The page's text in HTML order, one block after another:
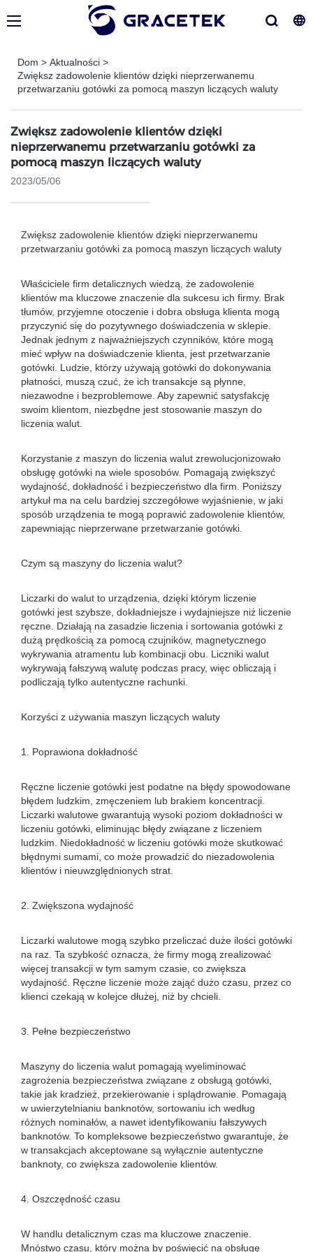
Dom > Aktualności >
Zwiększ zadowolenie klientów dzięki nieprzerwanemu
przetwarzaniu gotówki za pomocą maszyn liczących waluty
Zwiększ zadowolenie klientów dzięki
nieprzerwanemu przetwarzaniu gotówki za
pomocą maszyn liczących waluty
2023/05/06
Zwiększ zadowolenie klientów dzięki nieprzerwanemu
przetwarzaniu gotówki za pomocą maszyn liczących waluty
Właściciele firm detalicznych wiedzą, że zadowolenie
klientów ma kluczowe znaczenie dla sukcesu ich firmy. Brak
tłumów, przyjemne otoczenie i dobra obsługa klienta mogą
przyczynić się do pozytywnego doświadczenia w sklepie.
Jednak jednym z najważniejszych czynników, które mogą
mieć wpływ na doświadczenie klienta, jest przetwarzanie
gotówki. Ludzie, którzy używają gotówki do dokonywania
płatności, muszą czuć, że ich transakcje są płynne,
niezawodne i bezproblemowe. Aby zapewnić satysfakcję
swoim klientom, niezbędne jest stosowanie maszyn do
liczenia walut.
Korzystanie z maszyn do liczenia walut zrewolucjonizowało
obsługę gotówki na wiele sposobów. Pomagają zwiększyć
wydajność, dokładność i bezpieczeństwo dla firm. Poniższy
artykuł ma na celu bardziej szczegółowe wyjaśnienie, w jaki
sposób urządzenia te mogą poprawić zadowolenie klientów,
zapewniając nieprzerwane przetwarzanie gotówki.
Czym są maszyny do liczenia walut?
Liczarki do walut to urządzenia, dzięki którym liczenie
gotówki jest szybsze, dokładniejsze i wydajniejsze niż liczenie
ręczne. Działają na zasadzie liczenia i sortowania gotówki z
dużą prędkością za pomocą czujników, magnetycznego
wykrywania atramentu lub kombinacji obu. Liczniki walut
wykrywają fałszywą walutę podczas pracy, więc obliczają i
podliczają tylko autentyczne rachunki.
Korzyści z używania maszyn liczących waluty
1. Poprawiona dokładność
Ręczne liczenie gotówki jest podatne na błędy spowodowane
błędem ludzkim, zmęczeniem lub brakiem koncentracji.
Liczarki walutowe gwarantują wysoki poziom dokładności w
liczeniu gotówki, eliminując błędy związane z liczeniem
ludzkim. Niedokładność w liczeniu gotówki może skutkować
błędnymi sumami, co może prowadzić do niezadowolenia
klientów i nieuwzględnionych strat.
2. Zwiększona wydajność
Liczarki walutowe mogą szybko przeliczać duże ilości gotówki
na raz. Ta szybkość oznacza, że ​​firmy mogą zrealizować
więcej transakcji w tym samym czasie, co zwiększa
wydajność. Ręczne liczenie może zająć dużo czasu, przez co
klienci czekają w kolejce dłużej, niż by chcieli.
3. Pełne bezpieczeństwo
Maszyny do liczenia walut pomagają wyeliminować
zagrożenia bezpieczeństwa związane z obsługą gotówki,
takie jak kradzież, przekierowanie i splądrowanie. Pomagają
w uwierzytelnianiu banknotów, sortowaniu ich według
różnych nominałów, a nawet identyfikowaniu fałszywych
banknotów. To kompleksowe bezpieczeństwo gwarantuje, że
w transakcjach akceptowane są wyłącznie autentyczne
banknoty, co zwiększa zadowolenie klientów.
4. Oszczędność czasu
W handlu detalicznym czas ma kluczowe znaczenie.
Mnóstwo czasu, który można by poświęcić na obsługę